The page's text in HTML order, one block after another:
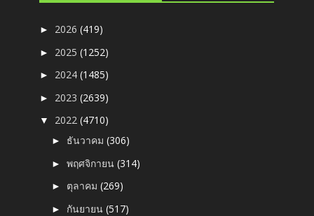
► 2026(419)
► 2025(1252)
► 2024(1485)
► 2023(2639)
▼ 2022(4710)
► ธันวาคม(306)
►พฤศจิกายน(314)
► ตุลาคม(269)
► กันยายน(517)